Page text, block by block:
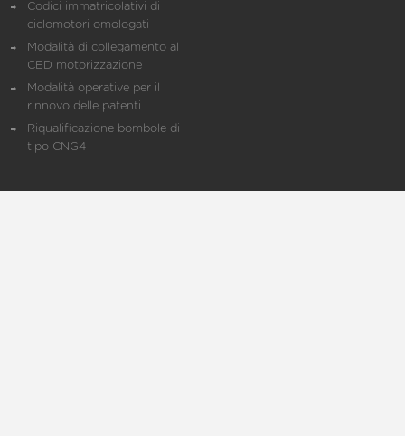
Codici immatricolativi di
ciclomotori omologati
Modalità di collegamento al
CED motorizzazione
Modalità operative per il
rinnovo delle patenti
Riqualificazione bombole di
tipo CNG4